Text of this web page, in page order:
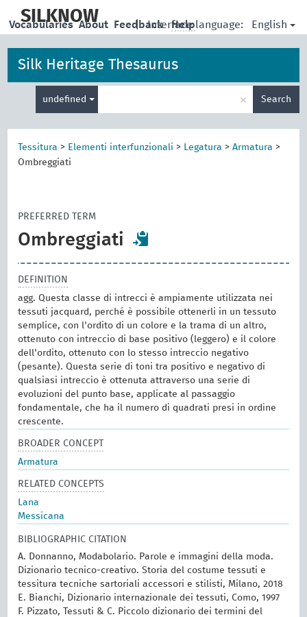
main
SILKNOW | Interface language: English
Vocabularies About Feedback Help
Silk Heritage Thesaurus
undefined × Search
Tessitura > Elementi interfunzionali > Legatura >Armatura >
Ombreggiati
PREFERRED TERM
Ombreggiati
DEFINITION
agg. Questa classe di intrecci è ampiamente utilizzata nei
tessuti jacquard, perché è possibile ottenerli in un tessuto
semplice, con l'ordito di un colore e la trama di un altro,
ottenuto con intreccio di base positivo (leggero) e il colore
dell'ordito, ottenuto con lo stesso intreccio negativo
(pesante). Questa serie di toni tra positivo e negativo di
qualsiasi intreccio è ottenuta attraverso una serie di
evoluzioni del punto base, applicate al passaggio
fondamentale, che ha il numero di quadrati presi in ordine
crescente.
BROADER CONCEPT
Armatura
RELATED CONCEPTS
Lana
Messicana
BIBLIOGRAPHIC CITATION
A. Donnanno, Modabolario. Parole e immagini della moda.
Dizionario tecnico-creativo. Storia del costume tessuti e
tessitura tecniche sartoriali accessori e stilisti, Milano, 2018
E. Bianchi, Dizionario internazionale dei tessuti, Como, 1997
F. Pizzato, Tessuti & C. Piccolo dizionario dei termini del